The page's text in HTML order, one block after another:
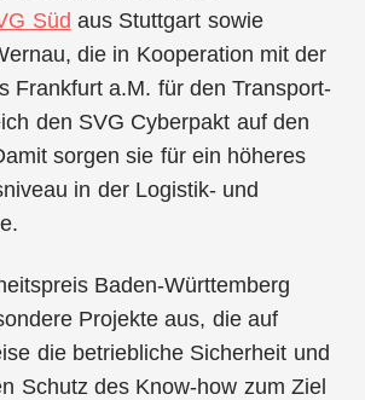
Süd aus Stuttgart sowie
die in Kooperation mit der
Frankfurt a.M. für den Transport-
den SVG Cyberpakt auf den
sorgen sie für ein höheres
in der Logistik- und
Baden-Württemberg
Projekte aus, die auf
die betriebliche Sicherheit und
Schutz des Know-how zum Ziel